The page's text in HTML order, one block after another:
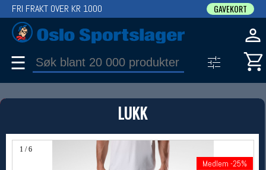
LUKK
1 / 6
Medlem -25%
FRI FRAKT OVER KR 1000 GAVEKORT
☰
PRODUKT
Produkter (1)
Bruk filter til å spisse søket